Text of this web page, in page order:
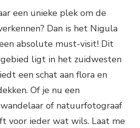
een unieke plek om de
Dan is het Nigula
absolute must-visit! Dit
ligt in het zuidwesten
een schat aan flora en
Of je nu een
of natuurfotograaf
voor ieder wat wils. Laat me